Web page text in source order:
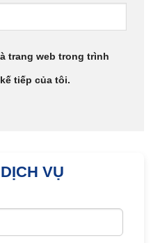
trang web trong trình
tiếp của tôi.
VỤ